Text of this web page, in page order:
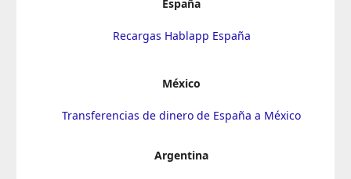
España
Recargas Hablapp España
México
Transferencias de dinero de España a México
Argentina